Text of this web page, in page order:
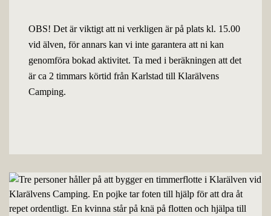
OBS! Det är viktigt att ni verkligen är på plats kl. 15.00
vid älven, för annars kan vi inte garantera att ni kan
genomföra bokad aktivitet. Ta med i beräkningen att det
är ca 2 timmars körtid från Karlstad till Klarälvens
Camping.